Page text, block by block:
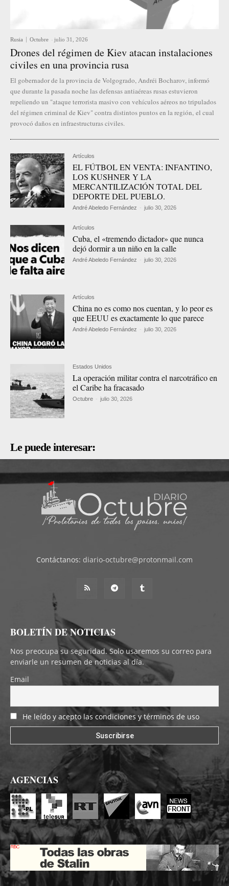
Rusia Octubre - julio 31, 2026
Drones del régimen de Kiev atacan instalaciones
civiles en una provincia rusa
El gobernador de la provincia de Volgogrado, Andréi Bocharov, informó
que durante la pasada noche las defensas antiaéreas rusas estuvieron
repeliendo un "ataque terrorista masivo con vehículos aéreos no tripulados
del régimen criminal de Kiev" contra distintos puntos en la región, el cual
provocó daños en infraestructuras civiles.
Artículos
EL FÚTBOL EN VENTA: INFANTINO,
LOS KUSHNER Y LA
MERCANTILIZACIÓN TOTAL DEL
DEPORTE DEL PUEBLO.
André Abeledo Fernández - julio 30, 2026
Artículos
Cuba, el «tremendo dictador» que nunca
dejó dormir a un niño en la calle
André Abeledo Fernández - julio 30, 2026
Artículos
China no es como nos cuentan, y lo peor es
que EEUU es exactamente lo que parece
André Abeledo Fernández - julio 30, 2026
Estados Unidos
La operación militar contra el narcotráfico en
el Caribe ha fracasado
Octubre - julio 30, 2026
Le puede interesar:
Contáctanos: diario-octubre@protonmail.com
BOLETÍN DE NOTICIAS
Nos preocupa su seguridad. Solo usaremos su correo para
enviarle un resumen de noticias al día.
Email
He leído y acepto las condiciones y términos de uso
AGENCIAS